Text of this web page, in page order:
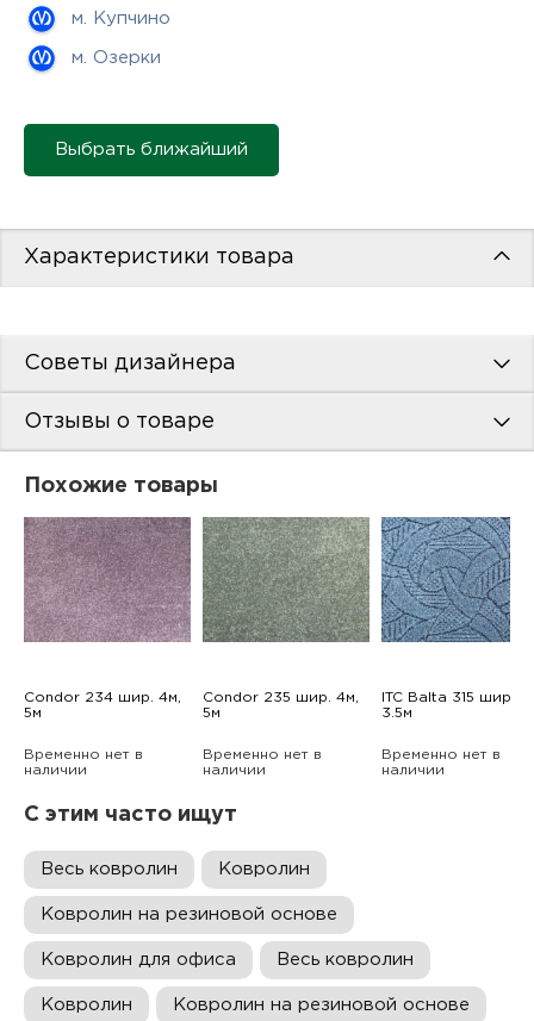
м. Купчино
м. Озерки
Выбрать ближайший
Характеристики товара
Советы дизайнера
Отзывы о товаре
Похожие товары
Condor 234 шир. 4м,
5м
Временно нет в
наличии
Condor 235 шир. 4м,
5м
Временно нет в
наличии
ITC Balta 315 шир.
3.5м
Временно нет в
наличии
С этим часто ищут
Весь ковролин Ковролин
Ковролин на резиновой основе
Ковролин для офиса Весь ковролин
Ковролин Ковролин на резиновой основе